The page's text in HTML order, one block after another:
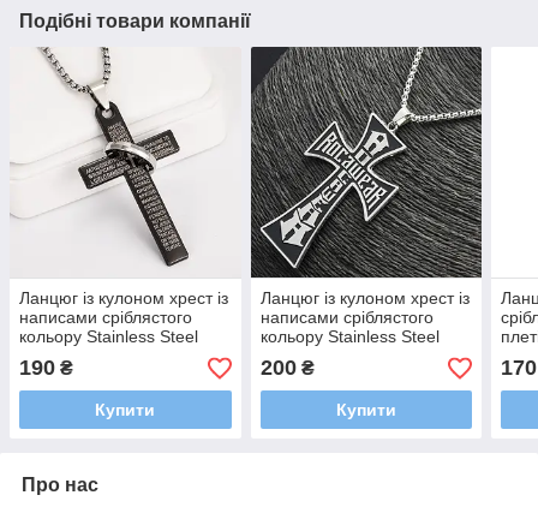
Подібні товари компанії
Ланцюг із кулоном хрест із
написами сріблястого
кольору Stainless Steel
розмір 50х30 мм розмір
ланцюга 70 см 3 мм
190 ₴
Купити
Ланцюг із кулоном хрест із
написами сріблястого
кольору Stainless Steel
розмір 65х40 мм розмір
ланцюга 70 см 3 мм
200₴
Купити
мм
170
Про нас